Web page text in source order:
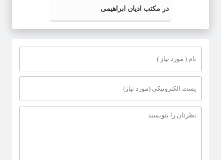
در مکتب ادیان ابراهیمی